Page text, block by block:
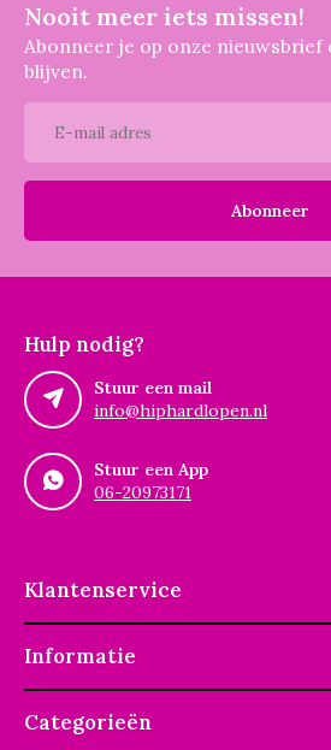
Nooit meer iets missen!
Abonneer je op onze
blijven.
Abonneer
Hulp nodig?
Stuur een mail
info@hiphardlopen.nl
Stuur een App
06-20973171
Klantenservice
Informatie
Categorieën